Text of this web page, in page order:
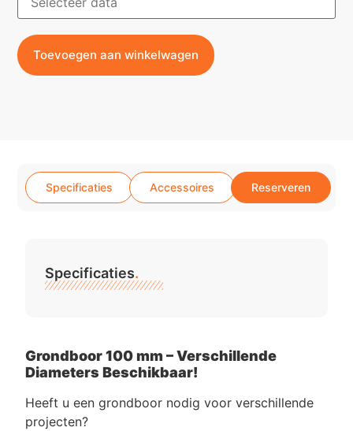
Toevoegen aan winkelwagen
Specificaties Accessoires Reserveren
Grondboor 100 mm – Verschillende
Diameters Beschikbaar!
Heeft u een grondboor nodig voor verschillende
projecten?
Specificaties.